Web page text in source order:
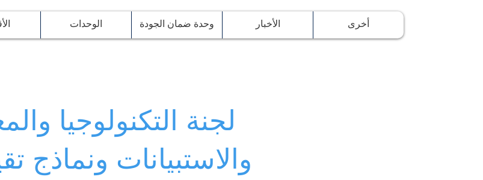
الوحدات وحدة ضمان الجودة الأخبار أخرى
لجنة التكنولوجيا
والاستبيانات ونماذج